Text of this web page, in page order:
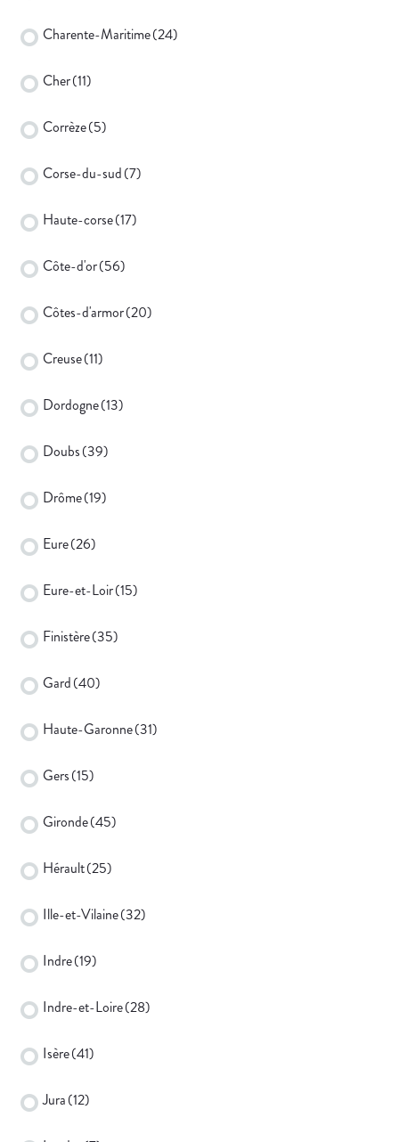
Charente-Maritime(24)
Cher(11)
Corrèze(5)
Corse-du-sud(7)
Haute-corse(17)
Côte-d'or(56)
Côtes-d'armor(20)
Creuse(11)
Dordogne(13)
Doubs(39)
Drôme(19)
Eure(26)
Eure-et-Loir(15)
Finistère(35)
Gard(40)
Haute-Garonne(31)
Gers(15)
Gironde(45)
Hérault(25)
Ille-et-Vilaine(32)
Indre(19)
Indre-et-Loire(28)
Isère(41)
Jura(12)